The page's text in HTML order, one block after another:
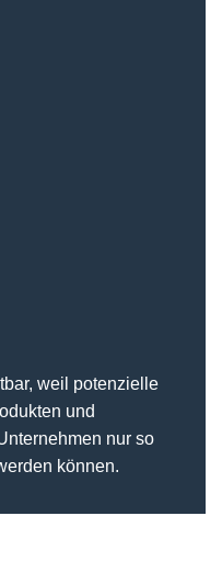
weil potenzielle
und
nur so
können.